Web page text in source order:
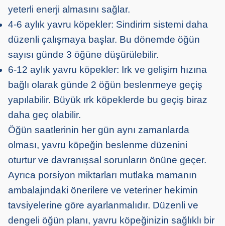
yeterli enerji almasını sağlar.
4-6 aylık yavru köpekler: Sindirim sistemi daha
düzenli çalışmaya başlar. Bu dönemde öğün
sayısı günde 3 öğüne düşürülebilir.
6-12 aylık yavru köpekler: Irk ve gelişim hızına
bağlı olarak günde 2 öğün beslenmeye geçiş
yapılabilir. Büyük ırk köpeklerde bu geçiş biraz
daha geç olabilir.
Öğün saatlerinin her gün aynı zamanlarda
olması, yavru köpeğin beslenme düzenini
oturtur ve davranışsal sorunların önüne geçer.
Ayrıca porsiyon miktarları mutlaka mamanın
ambalajındaki önerilere ve veteriner hekimin
tavsiyelerine göre ayarlanmalıdır. Düzenli ve
dengeli öğün planı, yavru köpeğinizin sağlıklı bir